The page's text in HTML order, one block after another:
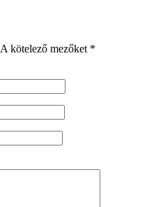
A kötelező mezőket *